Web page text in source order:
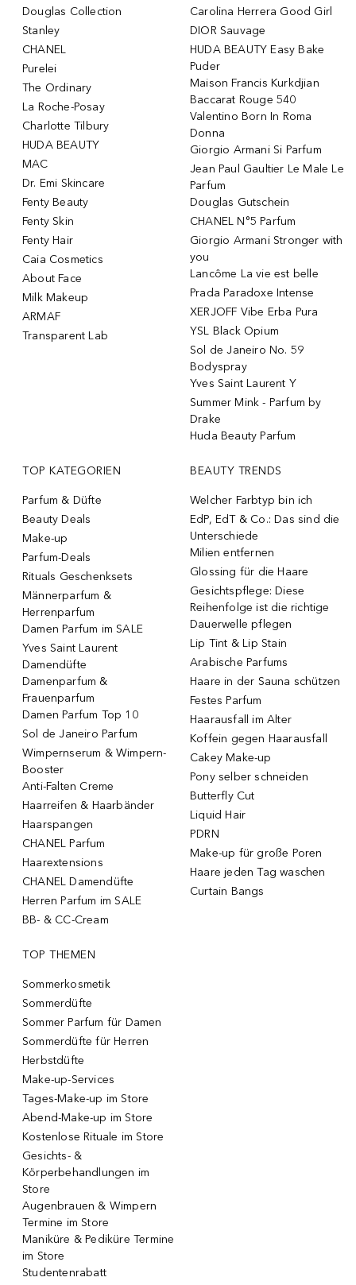
Douglas Collection
Stanley
CHANEL
Purelei
The Ordinary
La Roche-Posay
Charlotte Tilbury
HUDA BEAUTY
MAC
Dr. Emi Skincare
Fenty Beauty
Fenty Skin
Fenty Hair
Caia Cosmetics
About Face
Milk Makeup
ARMAF
Transparent Lab
Carolina Herrera Good Girl
DIOR Sauvage
HUDA BEAUTY Easy Bake
Puder
Maison Francis Kurkdjian
Baccarat Rouge 540
Valentino Born In Roma
Donna
Giorgio Armani Si Parfum
Jean Paul Gaultier Le Male Le
Parfum
Douglas Gutschein
CHANEL N°5 Parfum
Giorgio Armani Stronger with
you
Lancôme La vie est belle
Prada Paradoxe Intense
XERJOFF Vibe Erba Pura
YSL Black Opium
Sol de Janeiro No. 59
Bodyspray
Yves Saint Laurent Y
Summer Mink - Parfum by
Drake
Huda Beauty Parfum
TOP KATEGORIEN
Parfum & Düfte
Beauty Deals
Make-up
Parfum-Deals
Rituals Geschenksets
Männerparfum &
Herrenparfum
Damen Parfum im SALE
Yves Saint Laurent
Damendüfte
Damenparfum &
Frauenparfum
Damen Parfum Top 10
Sol de Janeiro Parfum
Wimpernserum & Wimpern-
Booster
Anti-Falten Creme
Haarreifen & Haarbänder
Haarspangen
CHANEL Parfum
Haarextensions
CHANEL Damendüfte
Herren Parfum im SALE
BB- & CC-Cream
BEAUTY TRENDS
Welcher Farbtyp bin ich
EdP, EdT & Co.: Das sind die
Unterschiede
Milien entfernen
Glossing für die Haare
Gesichtspflege: Diese
Reihenfolge ist die richtige
Dauerwelle pflegen
Lip Tint & Lip Stain
Arabische Parfums
Haare in der Sauna schützen
Festes Parfum
Haarausfall im Alter
Koffein gegen Haarausfall
Cakey Make-up
Pony selber schneiden
Butterfly Cut
Liquid Hair
PDRN
Make-up für große Poren
Haare jeden Tag waschen
Curtain Bangs
TOP THEMEN
Sommerkosmetik
Sommerdüfte
Sommer Parfum für Damen
Sommerdüfte für Herren
Herbstdüfte
Make-up-Services
Tages-Make-up im Store
Abend-Make-up im Store
Kostenlose Rituale im Store
Gesichts- &
Körperbehandlungen im
Store
Augenbrauen & Wimpern
Termine im Store
Maniküre & Pediküre Termine
im Store
Studentenrabatt